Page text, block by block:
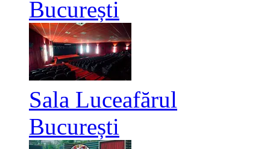
București
Sala Luceafărul
București